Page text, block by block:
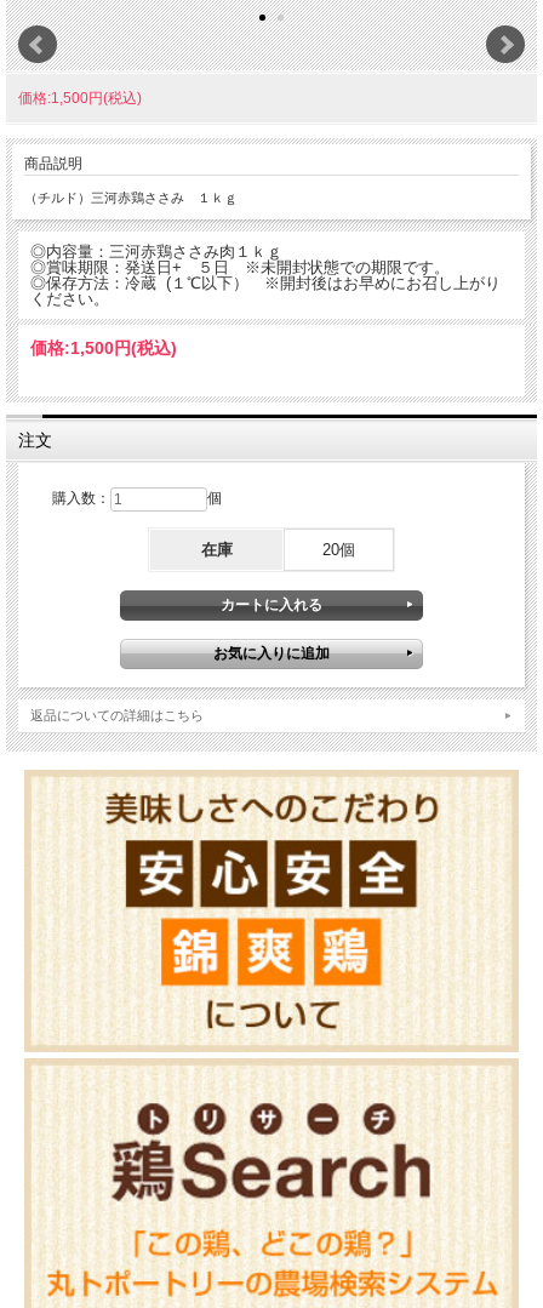
価格:1,500円(税込)
商品説明
（チルド）三河赤鶏ささみ １ｋｇ
◎内容量：三河赤鶏ささみ肉１ｋｇ
◎賞味期限：発送日+ ５日 ※未開封状態での期限です。
◎保存方法：冷蔵 (１℃以下） ※開封後はお早めにお召し上がり
ください。
価格:1,500円(税込)
注文
購入数： 個
在庫 20個
返品についての詳細はこちら